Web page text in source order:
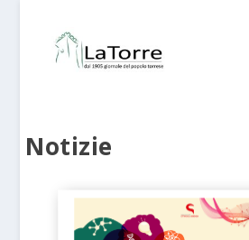
Notizie